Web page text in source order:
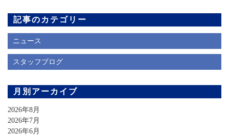
記事のカテゴリー
ニュース
スタッフブログ
月別アーカイブ
2026年8月
2026年7月
2026年6月